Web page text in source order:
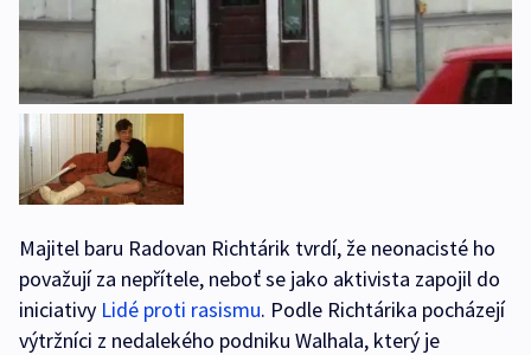
Majitel baru Radovan Richtárik tvrdí, že neonacisté ho
považují za nepřítele, neboť se jako aktivista zapojil do
iniciativy Lidé proti rasismu. Podle Richtárika pocházejí
výtržníci z nedalekého podniku Walhala, který je